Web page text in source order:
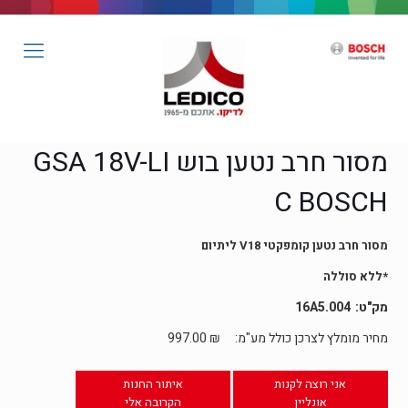
מסור חרב נטען בוש GSA 18V-LI
C BOSCH
מסור חרב נטען קומפקטי V18 ליתיום
*ללא סוללה
16A5.004
מחיר מומלץ לצרכן כולל מע"מ:
997.00 ₪
אני רוצה לקנות
אונליין
איתור החנות
הקרובה אלי